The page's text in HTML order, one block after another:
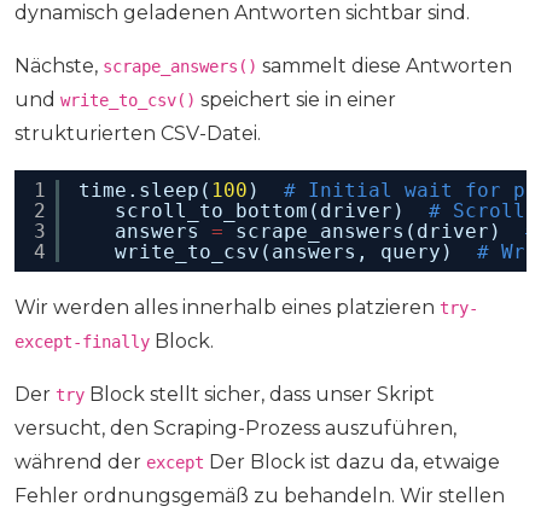
dynamisch geladenen Antworten sichtbar sind.
Nächste, scrape_answers() sammelt diese Antworten
und write_to_csv() speichert sie in einer
strukturierten CSV-Datei.
1
2
3
4
time.sleep( 100 ) # Initial wait for
scroll_to_bottom(driver) # Scroll
answers = scrape_answers(driver)
write_to_csv(answers, query) #
Wir werden alles innerhalb eines platzieren try-
except-finally Block.
Der try Block stellt sicher, dass unser Skript
versucht, den Scraping-Prozess auszuführen,
während der except Der Block ist dazu da, etwaige
Fehler ordnungsgemäß zu behandeln. Wir stellen